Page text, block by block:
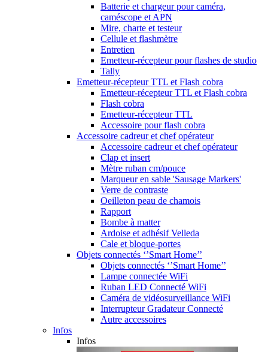
Batterie et chargeur pour caméra,
caméscope et APN
Mire, charte et testeur
Cellule et flashmètre
Entretien
Emetteur-récepteur pour flashes de studio
Tally
Emetteur-récepteur TTL et Flash cobra
Emetteur-récepteur TTL et Flash cobra
Flash cobra
Emetteur-récepteur TTL
Accessoire pour flash cobra
Accessoire cadreur et chef opérateur
Accessoire cadreur et chef opérateur
Clap et insert
Mètre ruban cm/pouce
Marqueur en sable 'Sausage Markers'
Verre de contraste
Oeilleton peau de chamois
Rapport
Bombe à matter
Ardoise et adhésif Velleda
Cale et bloque-portes
Objets connectés ‘’Smart Home’’
Objets connectés ‘’Smart Home’’
Lampe connectée WiFi
Ruban LED Connecté WiFi
Caméra de vidéosurveillance WiFi
Interrupteur Gradateur Connecté
Autre accessoires
Infos
Infos